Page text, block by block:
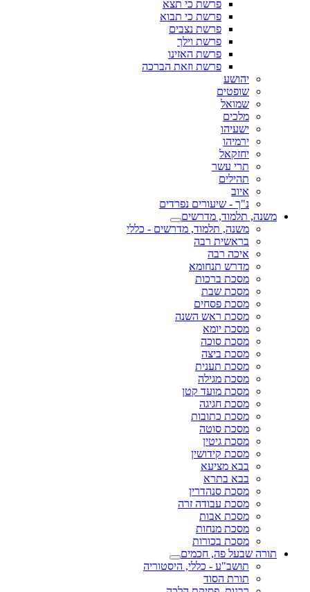
פרשת כי תצא
פרשת כי תבוא
פרשת נצבים
פרשת וילך
פרשת האזינו
פרשת וזאת הברכה
יהושע
שופטים
שמואל
מלכים
ישעיהו
ירמיהו
יחזקאל
תרי עשר
תהילים
איוב
נ"ך - שיעורים נפרדים
משנה, תלמוד, מדרשים
משנה, תלמוד, מדרשים - כללי
בראשית רבה
איכה רבה
מדרש תנחומא
מסכת ברכות
מסכת שבת
מסכת פסחים
מסכת ראש השנה
מסכת יומא
מסכת סוכה
מסכת ביצה
מסכת תענית
מסכת מגילה
מסכת מועד קטן
מסכת חגיגה
מסכת כתובות
מסכת סוטה
מסכת גיטין
מסכת קידושין
בבא מציעא
בבא בתרא
מסכת סנהדרין
מסכת עבודה זרה
מסכת אבות
מסכת מנחות
מסכת בכורות
תורה שבעל פה, חכמים
תושב"ע - כללי, היסטוריה
תורת הסוד